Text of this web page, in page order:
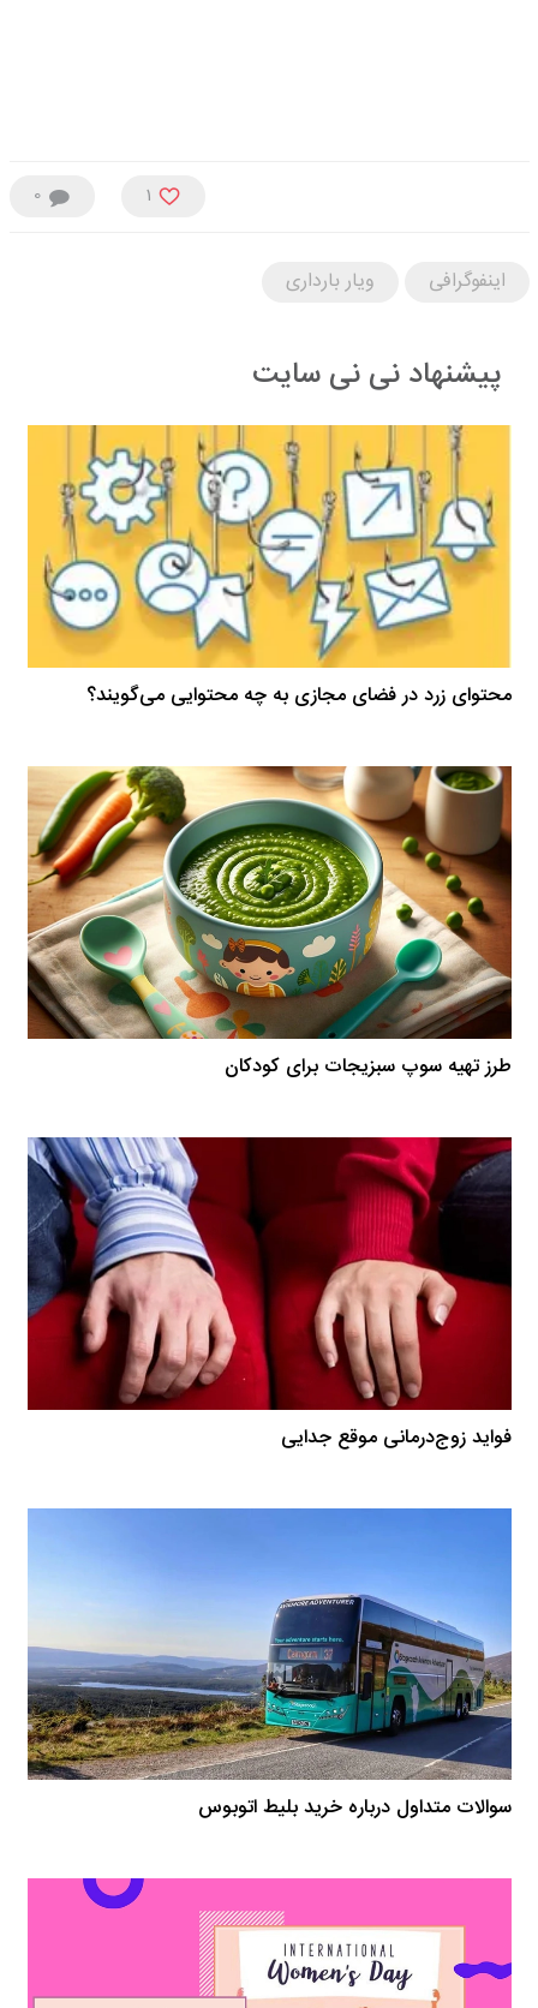
0 1
اینفوگرافی ویار بارداری
پیشنهاد نی نی سایت
محتوای زرد در فضای مجازی به چه محتوایی می‌گویند؟
طرز تهیه سوپ سبزیجات برای کودکان
فواید زوج‌درمانی موقع جدایی
سوالات متداول درباره خرید بلیط اتوبوس